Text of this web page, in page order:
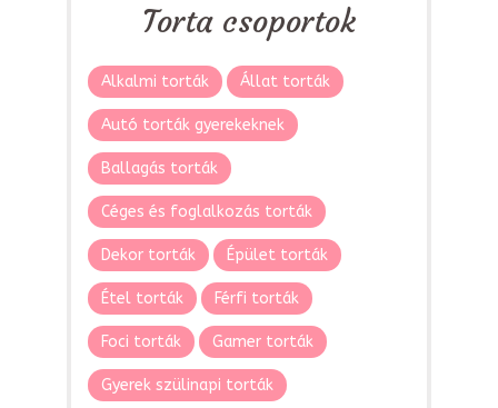
Torta csoportok
Alkalmi torták Állat torták
Autó torták gyerekeknek
Ballagás torták
Céges és foglalkozás torták
Dekor torták Épület torták
Étel torták Férfi torták
Foci torták Gamer torták
Gyerek szülinapi torták